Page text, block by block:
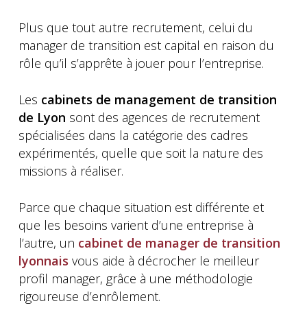
Plus que tout autre recrutement, celui du
manager de transition est capital en raison du
rôle qu’il s’apprête à jouer pour l’entreprise.
Les cabinets de management de transition
de Lyon sont des agences de recrutement
spécialisées dans la catégorie des cadres
expérimentés, quelle que soit la nature des
missions à réaliser.
Parce que chaque situation est différente et
que les besoins varient d’une entreprise à
l’autre, un cabinet de manager de transition
lyonnais vous aide à décrocher le meilleur
profil manager, grâce à une méthodologie
rigoureuse d’enrôlement.